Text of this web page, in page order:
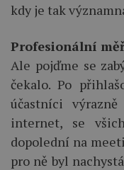
kdy je tak
Profesionální
Ale pojďme se
čekalo. Po
účastníci
internet, se
dopolední na
pro ně byl